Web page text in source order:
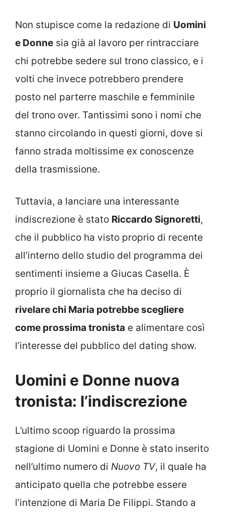
Non stupisce come la redazione di Uomini
e Donne sia già al lavoro per rintracciare
chi potrebbe sedere sul trono classico, e i
volti che invece potrebbero prendere
posto nel parterre maschile e femminile
del trono over. Tantissimi sono i nomi che
stanno circolando in questi giorni, dove si
fanno strada moltissime ex conoscenze
della trasmissione.
Tuttavia, a lanciare una interessante
indiscrezione è stato Riccardo Signoretti,
che il pubblico ha visto proprio di recente
all’interno dello studio del programma dei
sentimenti insieme a Giucas Casella. È
proprio il giornalista che ha deciso di
rivelare chi Maria potrebbe scegliere
come prossima tronista e alimentare così
l’interesse del pubblico del dating show.
Uomini e Donne nuova
tronista: l’indiscrezione
L’ultimo scoop riguardo la prossima
stagione di Uomini e Donne è stato inserito
nell’ultimo numero di Nuovo TV, il quale ha
anticipato quella che potrebbe essere
l’intenzione di Maria De Filippi. Stando a